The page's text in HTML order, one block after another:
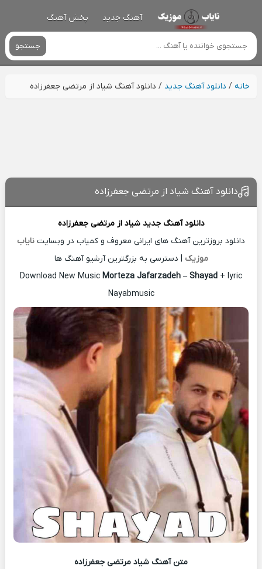
آهنگ جدید پخش آهنگ
جستجو
خانه/ دانلود آهنگ جدید / دانلود آهنگ شیاد از مرتضی جعفرزاده
دانلود آهنگ شیاد از مرتضی جعفرزاده
دانلود آهنگ جدید شیاد ازمرتضی جعفرزاده
دانلود بروزترین آهنگ های ایرانی معروف و کمیاب در وبسایت نایاب
موزیک | دسترسی به بزرگترین آرشیو آهنگ ها
Download New Music Morteza Jafarzadeh – Shayad + lyric
Nayabmusic
متن آهنگ شیاد مرتضی جعفرزاده